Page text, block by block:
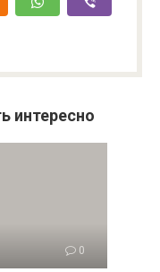
интересно
0